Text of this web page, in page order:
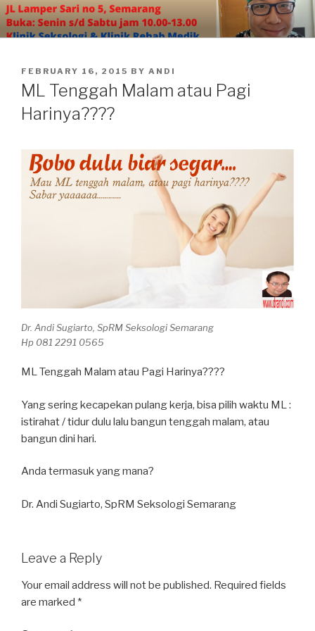
Skip
to
content
POSTED
ON
FEBRUARY 16, 2015 BY ANDI
ML Tenggah Malam atau Pagi
Harinya????
Dr. Andi Sugiarto, SpRM Seksologi Semarang
Hp 081 2291 0565
ML Tenggah Malam atau Pagi Harinya????
Yang sering kecapekan pulang kerja, bisa pilih waktu ML :
istirahat / tidur dulu lalu bangun tenggah malam, atau
bangun dini hari.
Anda termasuk yang mana?
Dr. Andi Sugiarto, SpRM Seksologi Semarang
Leave a Reply
Your email address will not be published. Required fields
are marked *